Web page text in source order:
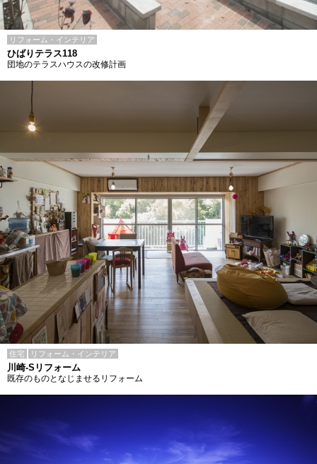
リフォーム・インテリア
ひばりテラス118
団地のテラスハウスの改修計画
住宅 リフォーム・インテリア
川崎-Sリフォーム
既存のものとなじませるリフォーム